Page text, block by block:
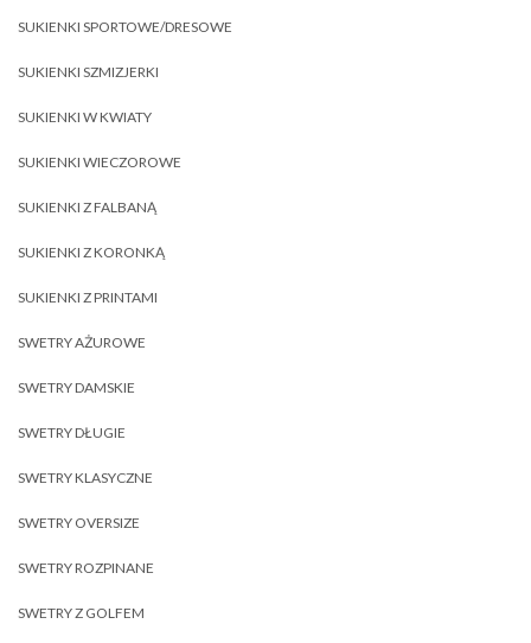
SUKIENKI SPORTOWE/DRESOWE
SUKIENKI SZMIZJERKI
SUKIENKI W KWIATY
SUKIENKI WIECZOROWE
SUKIENKI Z FALBANĄ
SUKIENKI Z KORONKĄ
SUKIENKI Z PRINTAMI
SWETRY AŻUROWE
SWETRY DAMSKIE
SWETRY DŁUGIE
SWETRY KLASYCZNE
SWETRY OVERSIZE
SWETRY ROZPINANE
SWETRY Z GOLFEM